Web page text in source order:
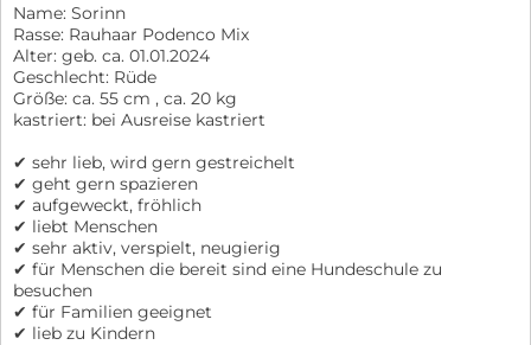
Name: Sorinn
Rasse: Rauhaar Podenco Mix
Alter: geb. ca. 01.01.2024
Geschlecht: Rüde
Größe: ca. 55 cm , ca. 20 kg
kastriert: bei Ausreise kastriert
✔ sehr lieb, wird gern gestreichelt
✔ geht gern spazieren
✔ aufgeweckt, fröhlich
✔ liebt Menschen
✔ sehr aktiv, verspielt, neugierig
✔ für Menschen die bereit sind eine Hundeschule zu
besuchen
✔ für Familien geeignet
✔ lieb zu Kindern